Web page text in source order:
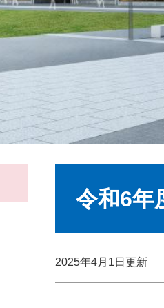
令和6年
2025年4月1日更新